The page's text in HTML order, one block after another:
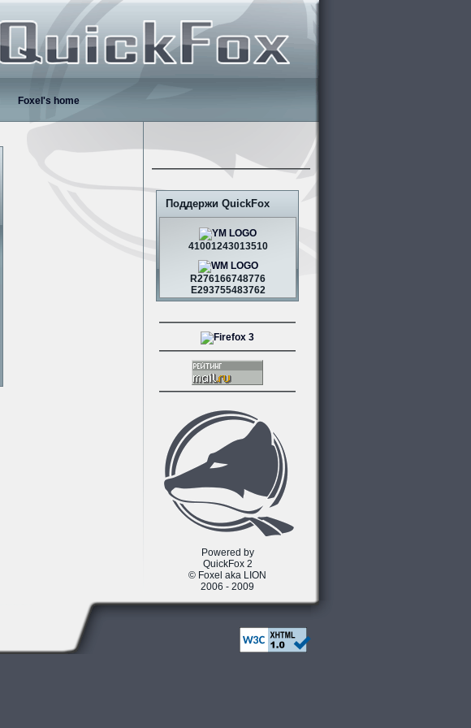
Foxel's home
Поддержи QuickFox
41001243013510
R276166748776
E293755483762
Powered by
QuickFox 2
© Foxel aka LION
2006 - 2009